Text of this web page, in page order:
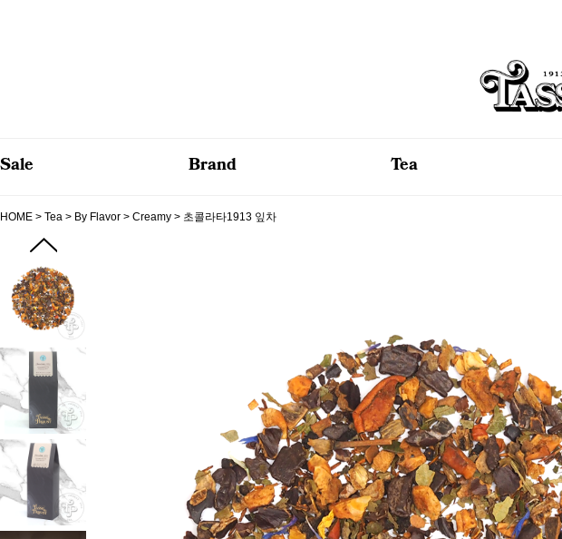
Sale Brand Tea
HOME > Tea > By Flavor > Creamy > 초콜라타1913 잎차